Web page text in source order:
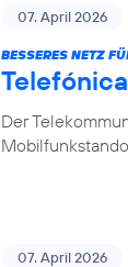
07. April 2026
BESSERES NETZ
Der
07. April 2026